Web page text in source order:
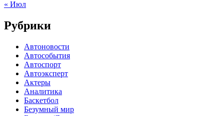
« Июл
Рубрики
Автоновости
Автособытия
Автоспорт
Автоэксперт
Актеры
Аналитика
Баскетбол
Безумный мир